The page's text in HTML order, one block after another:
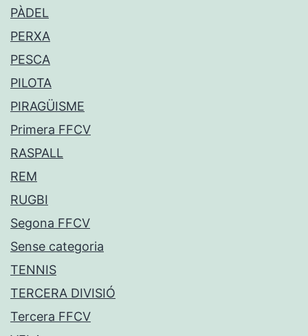
PÀDEL
PERXA
PESCA
PILOTA
PIRAGÜISME
Primera FFCV
RASPALL
REM
RUGBI
Segona FFCV
Sense categoria
TENNIS
TERCERA DIVISIÓ
Tercera FFCV